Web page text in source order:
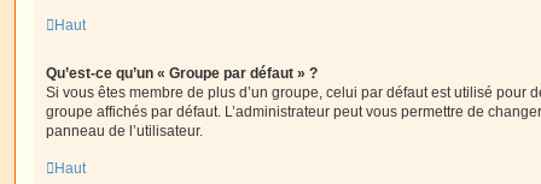
Haut
Qu’est-ce qu’un « Groupe par défaut » ?
Si vous êtes membre de plus d’un groupe, celui par défaut est utilisé pour
groupe affichés par défaut. L’administrateur peut vous permettre de
panneau de l’utilisateur.
Haut